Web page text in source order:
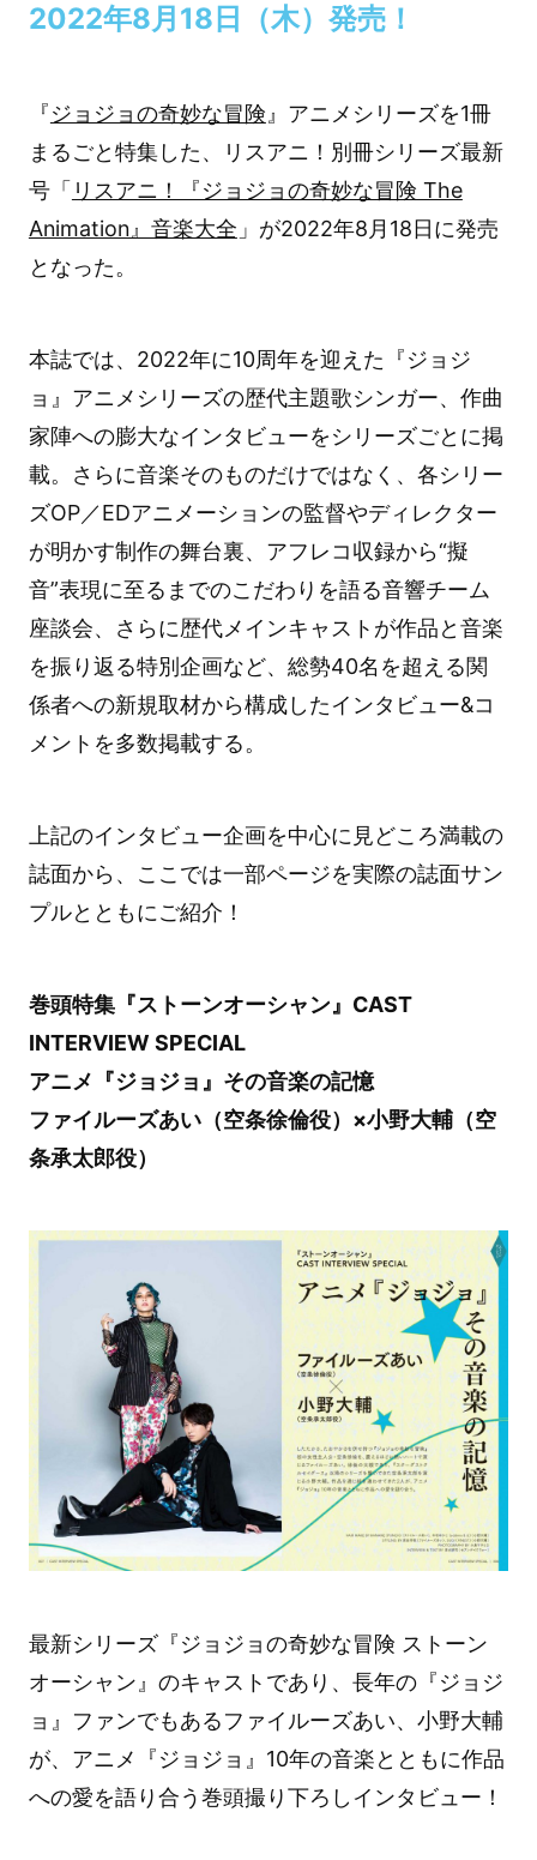
2022年8月18日（木）発売！
『ジョジョの奇妙な冒険 』アニメシリーズを1冊
まるごと特集した、リスアニ！別冊シリーズ最新
号「 リスアニ！『ジョジョの奇妙な冒険 The
Animation』音楽大全 」が2022年8月18日に発売
となった。
本誌では、2022年に10周年を迎えた『ジョジ
ョ』アニメシリーズの歴代主題歌シンガー、作曲
家陣への膨大なインタビューをシリーズごとに掲
載。さらに音楽そのものだけではなく、各シリー
ズOP／EDアニメーションの監督やディレクター
が明かす制作の舞台裏、アフレコ収録から“擬
音”表現に至るまでのこだわりを語る音響チーム
座談会、さらに歴代メインキャストが作品と音楽
を振り返る特別企画など、総勢40名を超える関
係者への新規取材から構成したインタビュー&コ
メントを多数掲載する。
上記のインタビュー企画を中心に見どころ満載の
誌面から、ここでは一部ページを実際の誌面サン
プルとともにご紹介！
巻頭特集『ストーンオーシャン』CAST
INTERVIEW SPECIAL
アニメ『ジョジョ』その音楽の記憶
ファイルーズあい（空条徐倫役）×小野大輔（空
条承太郎役）
最新シリーズ『ジョジョの奇妙な冒険 ストーン
オーシャン』のキャストであり、長年の『ジョジ
ョ』ファンでもあるファイルーズあい、小野大輔
が、アニメ『ジョジョ』10年の音楽とともに作品
への愛を語り合う巻頭撮り下ろしインタビュー！